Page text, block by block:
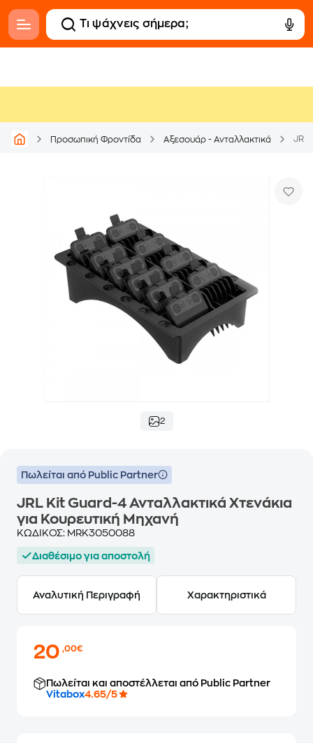
Προσωπική Φροντίδα Αξεσουάρ - Ανταλλακτικά JRL
2
Πωλείται από Public Partner
JRL Kit Guard-4 Ανταλλακτικά Χτενάκια
για Κουρευτική Μηχανή
ΚΩΔΙΚΟΣ: MRK3050088
Διαθέσιμο για αποστολή
Αναλυτική Περιγραφή Χαρακτηριστικά
20,00€
Πωλείται και αποστέλλεται από Public Partner
Vitabox4.65/5